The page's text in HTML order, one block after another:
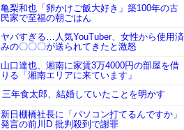
亀梨和也「卵かけご飯大好き」築100年の古
民家で至福の朝ごはん
ヤバすぎる…人気YouTuber、女性から使用済
みの〇〇〇が送られてきたと激怒
山口達也、湘南に家賃3万4000円の部屋を借
りる「湘南エリアに来ています」
三年食太郎、結婚していたことを明かす
新日棚橋社長に「パソコン打てるんですか」
発言の前川D 批判殺到で謝罪